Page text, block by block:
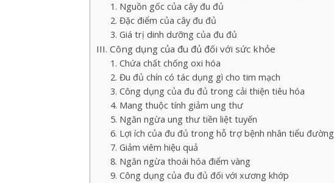
1. Nguồn gốc của cây đu đủ
2. Đặc điểm của cây đu đủ
3. Giá trị dinh dưỡng của đu đủ
III. Công dụng của đu đủ đối với sức khỏe
1. Chứa chất chống oxi hóa
2. Đu đủ chín có tác dụng gì cho tim mạch
3. Công dụng của đu đủ trong cải thiện tiêu hóa
4. Mang thuộc tính giảm ung thư
5. Ngăn ngừa ung thư tiền liệt tuyến
6. Lợi ích của đu đủ trong hỗ trợ bệnh nhân tiểu đường
7. Giảm viêm hiệu quả
8. Ngăn ngừa thoái hóa điểm vàng
9. Công dụng của đu đủ đối với xương khớp